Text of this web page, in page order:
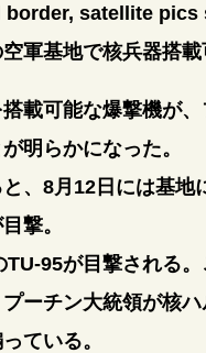
border, satellite pics
軍基地で核兵器搭
載可能な爆撃機が
明らかになった。
、8月12日には基
撃。
95が目撃される
ーチン大統領が核
ている。